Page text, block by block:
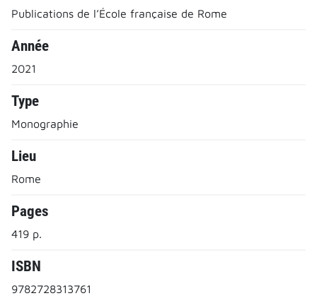
Publications de l’École française de Rome
Année
2021
Type
Monographie
Lieu
Rome
Pages
419 p.
ISBN
9782728313761